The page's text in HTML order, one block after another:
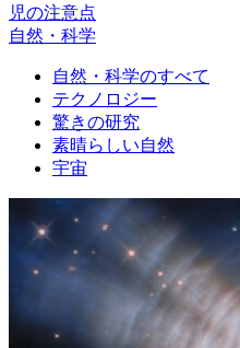
児の注意点
自然・科学
自然・科学のすべて
テクノロジー
驚きの研究
素晴らしい自然
宇宙